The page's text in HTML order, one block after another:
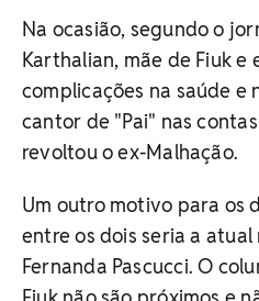
Na ocasião, segundo o
Karthalian, mãe de Fiuk e
complicações na saúde e
cantor de "Pai" nas
revoltou o ex-Malhação.
Um outro motivo para os
entre os dois seria a atual
Fernanda Pascucci. O